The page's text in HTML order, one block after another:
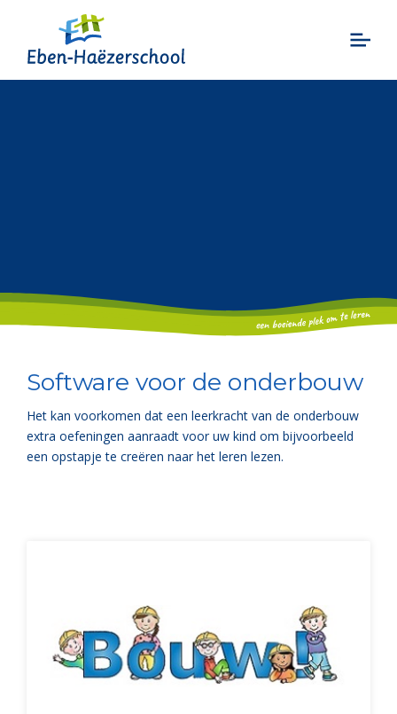
Software voor de onderbouw
Het kan voorkomen dat een leerkracht van de onderbouw
extra oefeningen aanraadt voor uw kind om bijvoorbeeld
een opstapje te creëren naar het leren lezen.